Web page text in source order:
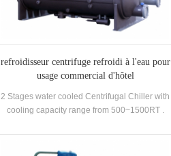
refroidisseur centrifuge refroidi à l'eau pour
usage commercial d'hôtel
2 Stages water cooled Centrifugal Chiller with
cooling capacity range from 500~1500RT .
performing, so future-proof that once it’s
installed, you may never have to think about it